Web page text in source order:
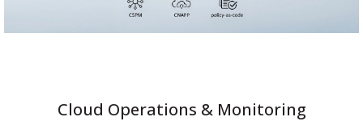
Cloud Operations & Monitoring